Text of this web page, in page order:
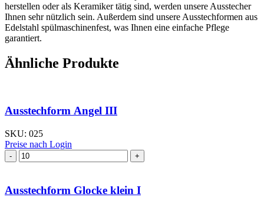
herstellen oder als Keramiker tätig sind, werden unsere Ausstecher
Ihnen sehr nützlich sein. Außerdem sind unsere Ausstechformen aus
Edelstahl spülmaschinenfest, was Ihnen eine einfache Pflege
garantiert.
Ähnliche Produkte
Ausstechform Angel III
SKU: 025
Preise nach Login
Ausstechform Angel
III
Ausstechform Glocke klein I